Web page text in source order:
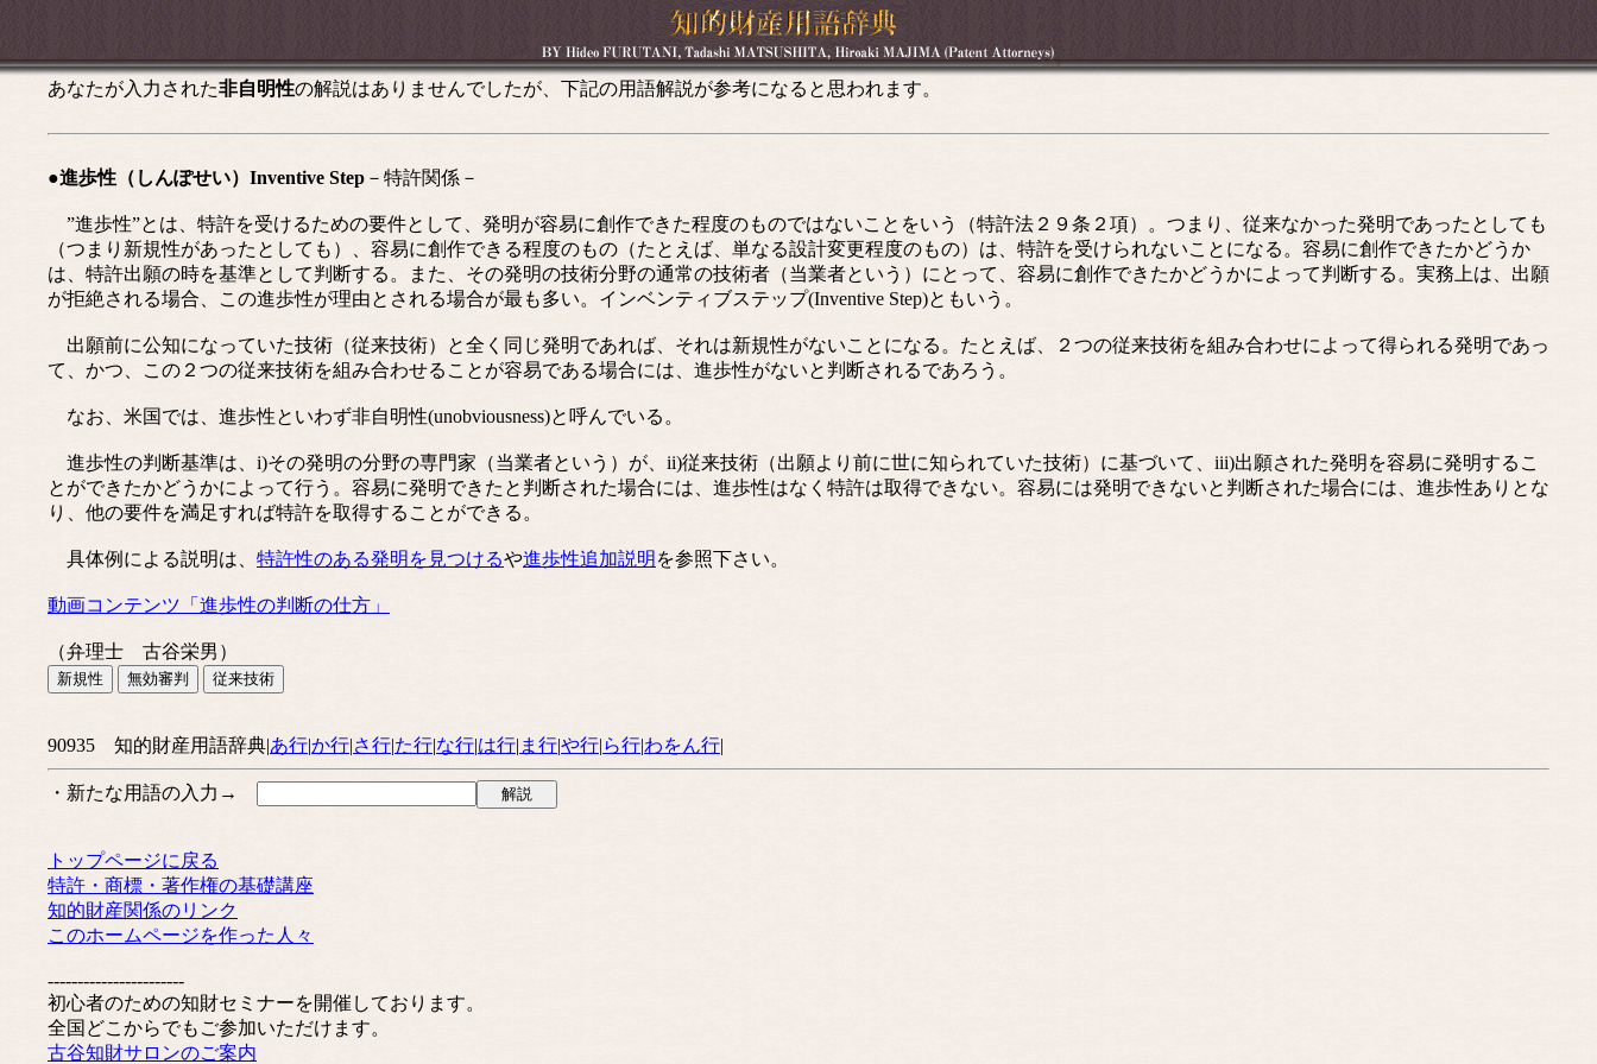
あなたが入力された非自明性の解説はありませんでしたが、下記の用語解説が参考になると思われます。
●進歩性（しんぽせい）Inventive Step －特許関係－
”進歩性”とは、特許を受けるための要件として、発明が容易に創作できた程度のものではないことをいう（特許法２９条２項）。つまり、従来なかった発明であったとしても
（つまり新規性があったとしても）、容易に創作できる程度のもの（たとえば、単なる設計変更程度のもの）は、特許を受けられないことになる。容易に創作できたかどうか
は、特許出願の時を基準として判断する。また、その発明の技術分野の通常の技術者（当業者という）にとって、容易に創作できたかどうかによって判断する。実務上は、出願
が拒絶される場合、この進歩性が理由とされる場合が最も多い。インベンティブステップ(Inventive Step)ともいう。
出願前に公知になっていた技術（従来技術）と全く同じ発明であれば、それは新規性がないことになる。たとえば、２つの従来技術を組み合わせによって得られる発明であっ
て、かつ、この２つの従来技術を組み合わせることが容易である場合には、進歩性がないと判断されるであろう。
なお、米国では、進歩性といわず非自明性(unobviousness)と呼んでいる。
進歩性の判断基準は、i)その発明の分野の専門家（当業者という）が、ii)従来技術（出願より前に世に知られていた技術）に基づいて、iii)出願された発明を容易に発明するこ
とができたかどうかによって行う。容易に発明できたと判断された場合には、進歩性はなく特許は取得できない。容易には発明できないと判断された場合には、進歩性ありとな
り、他の要件を満足すれば特許を取得することができる。
具体例による説明は、 特許性のある発明を見つけるや進歩性追加説明 を参照下さい。
動画コンテンツ「進歩性の判断の仕方」
（弁理士 古谷栄男）
90935 知的財産用語辞典|あ行|か行|さ行|た行|な行|は行| ま行|や行|ら行|わをん行|
・新たな用語の入力→
トップページに戻る
特許・商標・著作権の基礎講座
知的財産関係のリンク
このホームページを作った人々
-----------------------
初心者のための知財セミナーを開催しております。
全国どこからでもご参加いただけます。
古谷知財サロンのご案内